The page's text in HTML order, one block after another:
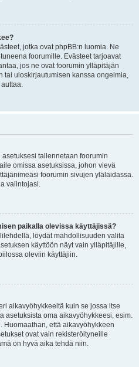
jotka ovat phpBB:n luomia. Ne
foorumille. Evästeet tarjoavat
jos ne ovat foorumin ylläpitäjän
tai uloskirjautumisen kanssa ongelmia,
tallennetaan foorumin
omissa asetuksissa, johon vievä
foorumin sivujen ylälaidassa.
valintojasi.
paikalla olevissa käyttäjissä?
löydät mahdollisuuden valita
käyttöön näyt vain ylläpitäjille,
oleviin käyttäjiin.
aikavyöhykkeeltä kuin se jossa itse
asetuksista oma aikavyöhykkeesi, esim.
Huomaathan, että aikavyöhykkeen
ovat vain rekisteröityneille
on hyvä aika tehdä niin.